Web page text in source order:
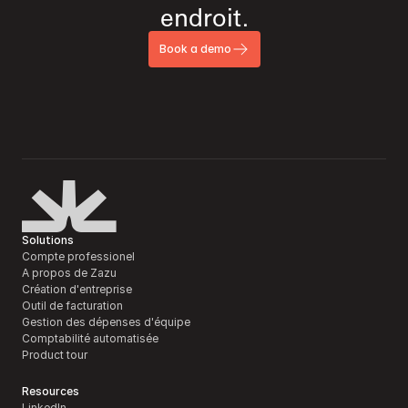
endroit.
Book a demo
Solutions
Compte professionel
A propos de Zazu
Création d'entreprise
Outil de facturation
Gestion des dépenses d'équipe
Comptabilité automatisée
Product tour
Resources